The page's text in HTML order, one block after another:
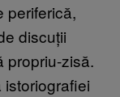
periferică,
discuții
propriu-zisă.